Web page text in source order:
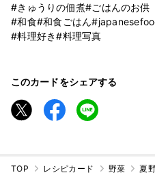
#きゅうりの佃煮#ごはんのお供
#和食#和食ごはん
#料理好き#料理写真
このカードをシェアする
TOP レシピカード 野菜 夏